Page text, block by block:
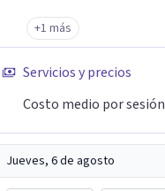
+1 más
Servicios y precios
Costo medio por sesión
Jueves, 6 de agosto